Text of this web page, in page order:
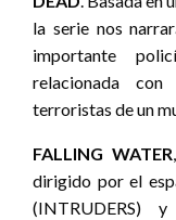
la serie nos
importante
relacionada
terroristas de un
FALLING WATER
dirigido por el
(INTRUDERS)